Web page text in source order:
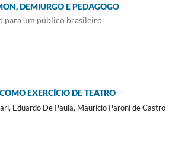
DEMIURGO E PEDAGOGO
para um público brasileiro
EXERCÍCIO DE TEATRO
Eduardo De Paula, Maurício Paroni de Castro